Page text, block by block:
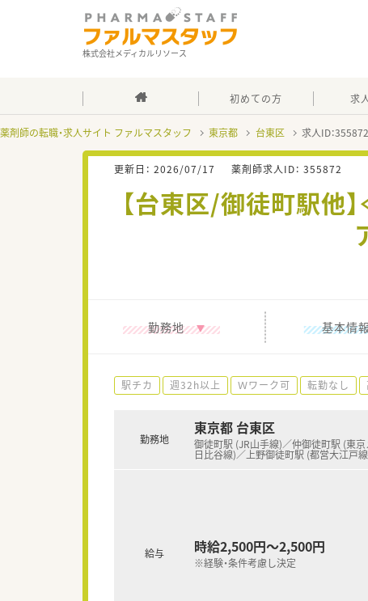
株式会社メディカルリソース
初めての方 求
薬剤師の転職・求人サイト ファルマスタッフ 東京都 台東区 求人ID：
更新日： 2026/07/17 薬剤師求人ID： 355872
【台東区/御徒町駅
勤務地 基本情
駅チカ 週32h以上 Ｗワーク可 転勤なし
勤務地
東京都 台東区
御徒町駅 (JR山手線)／仲御徒町駅 (東京
日比谷線)／上野御徒町駅 (都営大江戸
給与 時給2,500円～2,500円
※経験・条件考慮し決定